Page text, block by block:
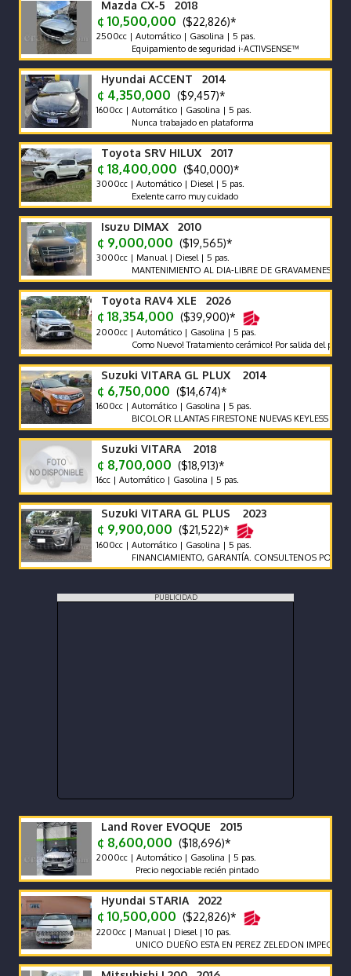
Mazda CX-5 2018
¢ 10,500,000 ($22,826)*
2500cc | Automático | Gasolina | 5 pas.
Equipamiento de seguridad i-ACTIVSENSE™
Hyundai ACCENT 2014
¢ 4,350,000 ($9,457)*
1600cc | Automático | Gasolina | 5 pas.
Nunca trabajado en plataforma
Toyota SRV HILUX 2017
¢ 18,400,000 ($40,000)*
3000cc | Automático | Diesel | 5 pas.
Exelente carro muy cuidado
Isuzu DIMAX 2010
¢ 9,000,000 ($19,565)*
3000cc | Manual | Diesel | 5 pas.
MANTENIMIENTO AL DIA-LIBRE DE GRAVAMENES-
Toyota RAV4 XLE 2026
¢ 18,354,000 ($39,900)*
2000cc | Automático | Gasolina | 5 pas.
Como Nuevo! Tratamiento cerámico! Por salida del país no
Suzuki VITARA GL PLUX 2014
¢ 6,750,000 ($14,674)*
1600cc | Automático | Gasolina | 5 pas.
BICOLOR LLANTAS FIRESTONE NUEVAS KEYLESS
Suzuki VITARA 2018
¢ 8,700,000 ($18,913)*
16cc | Automático | Gasolina | 5 pas.
Suzuki VITARA GL PLUS 2023
¢ 9,900,000 ($21,522)*
1600cc | Automático | Gasolina | 5 pas.
FINANCIAMIENTO, GARANTÍA. CONSULTENOS POR AUTOS
PUBLICIDAD
Land Rover EVOQUE 2015
¢ 8,600,000 ($18,696)*
2000cc | Automático | Gasolina | 5 pas.
Precio negociable recién pintado
Hyundai STARIA 2022
¢ 10,500,000 ($22,826)*
2200cc | Manual | Diesel | 10 pas.
UNICO DUEÑO ESTA EN PEREZ ZELEDON IMPECABLE